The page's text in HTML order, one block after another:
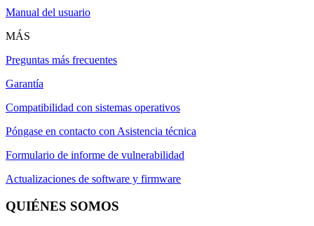
Manual del usuario
MÁS
Preguntas más frecuentes
Garantía
Compatibilidad con sistemas operativos
Póngase en contacto con Asistencia técnica
Formulario de informe de vulnerabilidad
Actualizaciones de software y firmware
QUIÉNES SOMOS